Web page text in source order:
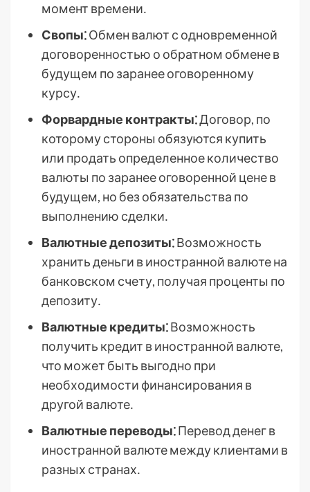
момент времени․
Свопы⁚Обмен валют с одновременной
договоренностью о обратном обмене в
будущем по заранее оговоренному
курсу․
Форвардные контракты⁚Договор, по
которому стороны обязуются купить
или продать определенное количество
валюты по заранее оговоренной цене в
будущем, но без обязательства по
выполнению сделки․
Валютные депозиты⁚Возможность
хранить деньги в иностранной валюте на
банковском счету, получая проценты по
депозиту․
Валютные кредиты⁚Возможность
получить кредит в иностранной валюте,
что может быть выгодно при
необходимости финансирования в
другой валюте․
Валютные переводы⁚Перевод денег в
иностранной валюте между клиентами в
разных странах․